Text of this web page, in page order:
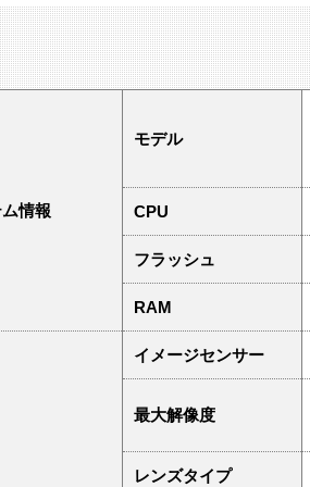
情報
モデル
CPU
フラッシュ
RAM
イメージセンサー
最大解像度
レンズタイプ